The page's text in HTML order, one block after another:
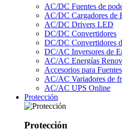
AC/DC Fuentes de
AC/DC Cargadores de
AC/DC Drivers LED
DC/DC Convertidores
DC/DC Convertidores
DC/AC Inversores de
AC/AC Energías
Accesorios para Fuentes
AC/AC Variadores de
AC/AC UPS Online
Protección
Protección